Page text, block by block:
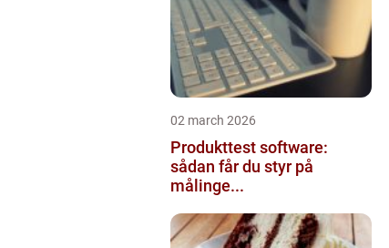
02 march 2026
Produkttest software:
sådan får du styr på
målinge...